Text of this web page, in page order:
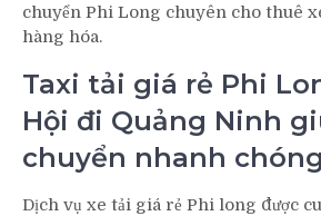
chuyển Phi Long chuyên cho thuê
hàng hóa.
Taxi tải giá rẻ Phi
Hội đi Quảng Ninh
chuyển nhanh
Dịch vụ xe tải giá rẻ Phi long được